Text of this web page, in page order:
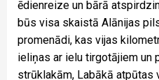
ēdienreize un bārā
būs visa skaistā Alānijas
promenādi, kas vijas
ieliņas ar ielu tirgotājiem un
strūklakām, Labākā atpūtas